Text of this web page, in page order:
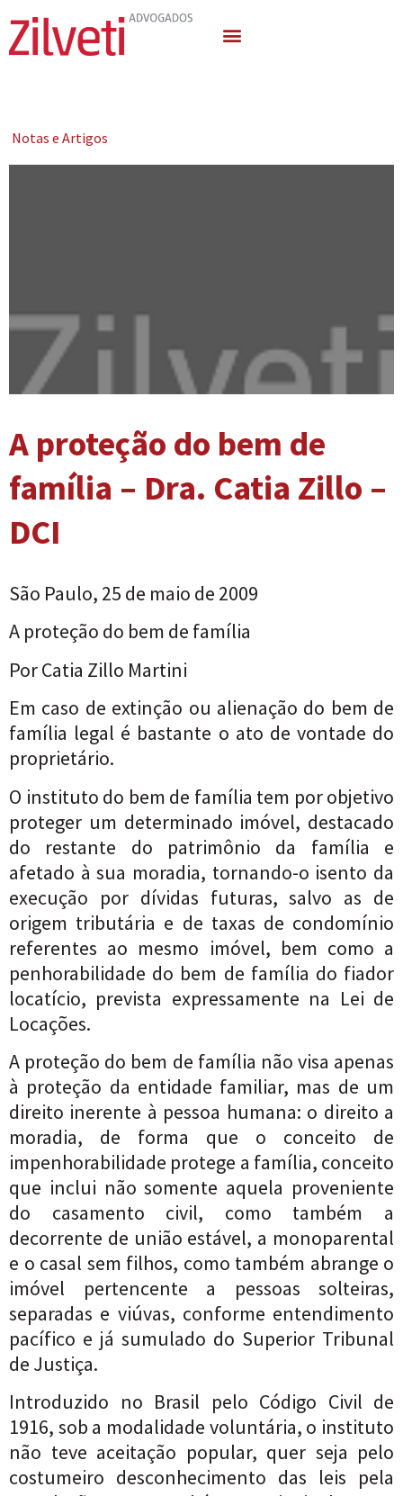
Notas e Artigos
A proteção do bem de
família – Dra. Catia Zillo –
DCI
São Paulo, 25 de maio de 2009
A proteção do bem de família
Por Catia Zillo Martini
Em caso de extinção ou alienação do bem de
família legal é bastante o ato de vontade do
proprietário.
O instituto do bem de família tem por objetivo
proteger um determinado imóvel, destacado
do restante do patrimônio da família e
afetado à sua moradia, tornando-o isento da
execução por dívidas futuras, salvo as de
origem tributária e de taxas de condomínio
referentes ao mesmo imóvel, bem como a
penhorabilidade do bem de família do fiador
locatício, prevista expressamente na Lei de
Locações.
A proteção do bem de família não visa apenas
à proteção da entidade familiar, mas de um
direito inerente à pessoa humana: o direito a
moradia, de forma que o conceito de
impenhorabilidade protege a família, conceito
que inclui não somente aquela proveniente
do casamento civil, como também a
decorrente de união estável, a monoparental
e o casal sem filhos, como também abrange o
imóvel pertencente a pessoas solteiras,
separadas e viúvas, conforme entendimento
pacífico e já sumulado do Superior Tribunal
de Justiça.
Introduzido no Brasil pelo Código Civil de
1916, sob a modalidade voluntária, o instituto
não teve aceitação popular, quer seja pelo
costumeiro desconhecimento das leis pela